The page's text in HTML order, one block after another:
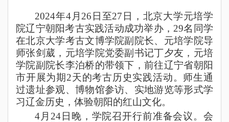
2024年4月26日至27日，北京大学元培学
院辽宁朝阳考古实践活动成功举办，29名同学
在北京大学考古文博学院副院长、元培学院导
师张剑葳，元培学院党委副书记丁夕友，元培
学院副院长李泊桥的带领下，前往辽宁省朝阳
市开展为期2天的考古历史实践活动。师生通
过遗址参观、博物馆参访、实地游览等形式学
习辽金历史，体验朝阳的红山文化。
4月24日晚，学院召开行前准备会议。会